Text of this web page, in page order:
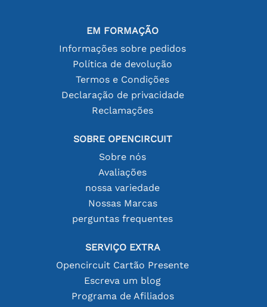
EM FORMAÇÃO
Informações sobre pedidos
Política de devolução
Termos e Condições
Declaração de privacidade
Reclamações
SOBRE OPENCIRCUIT
Sobre nós
Avaliações
nossa variedade
Nossas Marcas
perguntas frequentes
SERVIÇO EXTRA
Opencircuit Cartão Presente
Escreva um blog
Programa de Afiliados